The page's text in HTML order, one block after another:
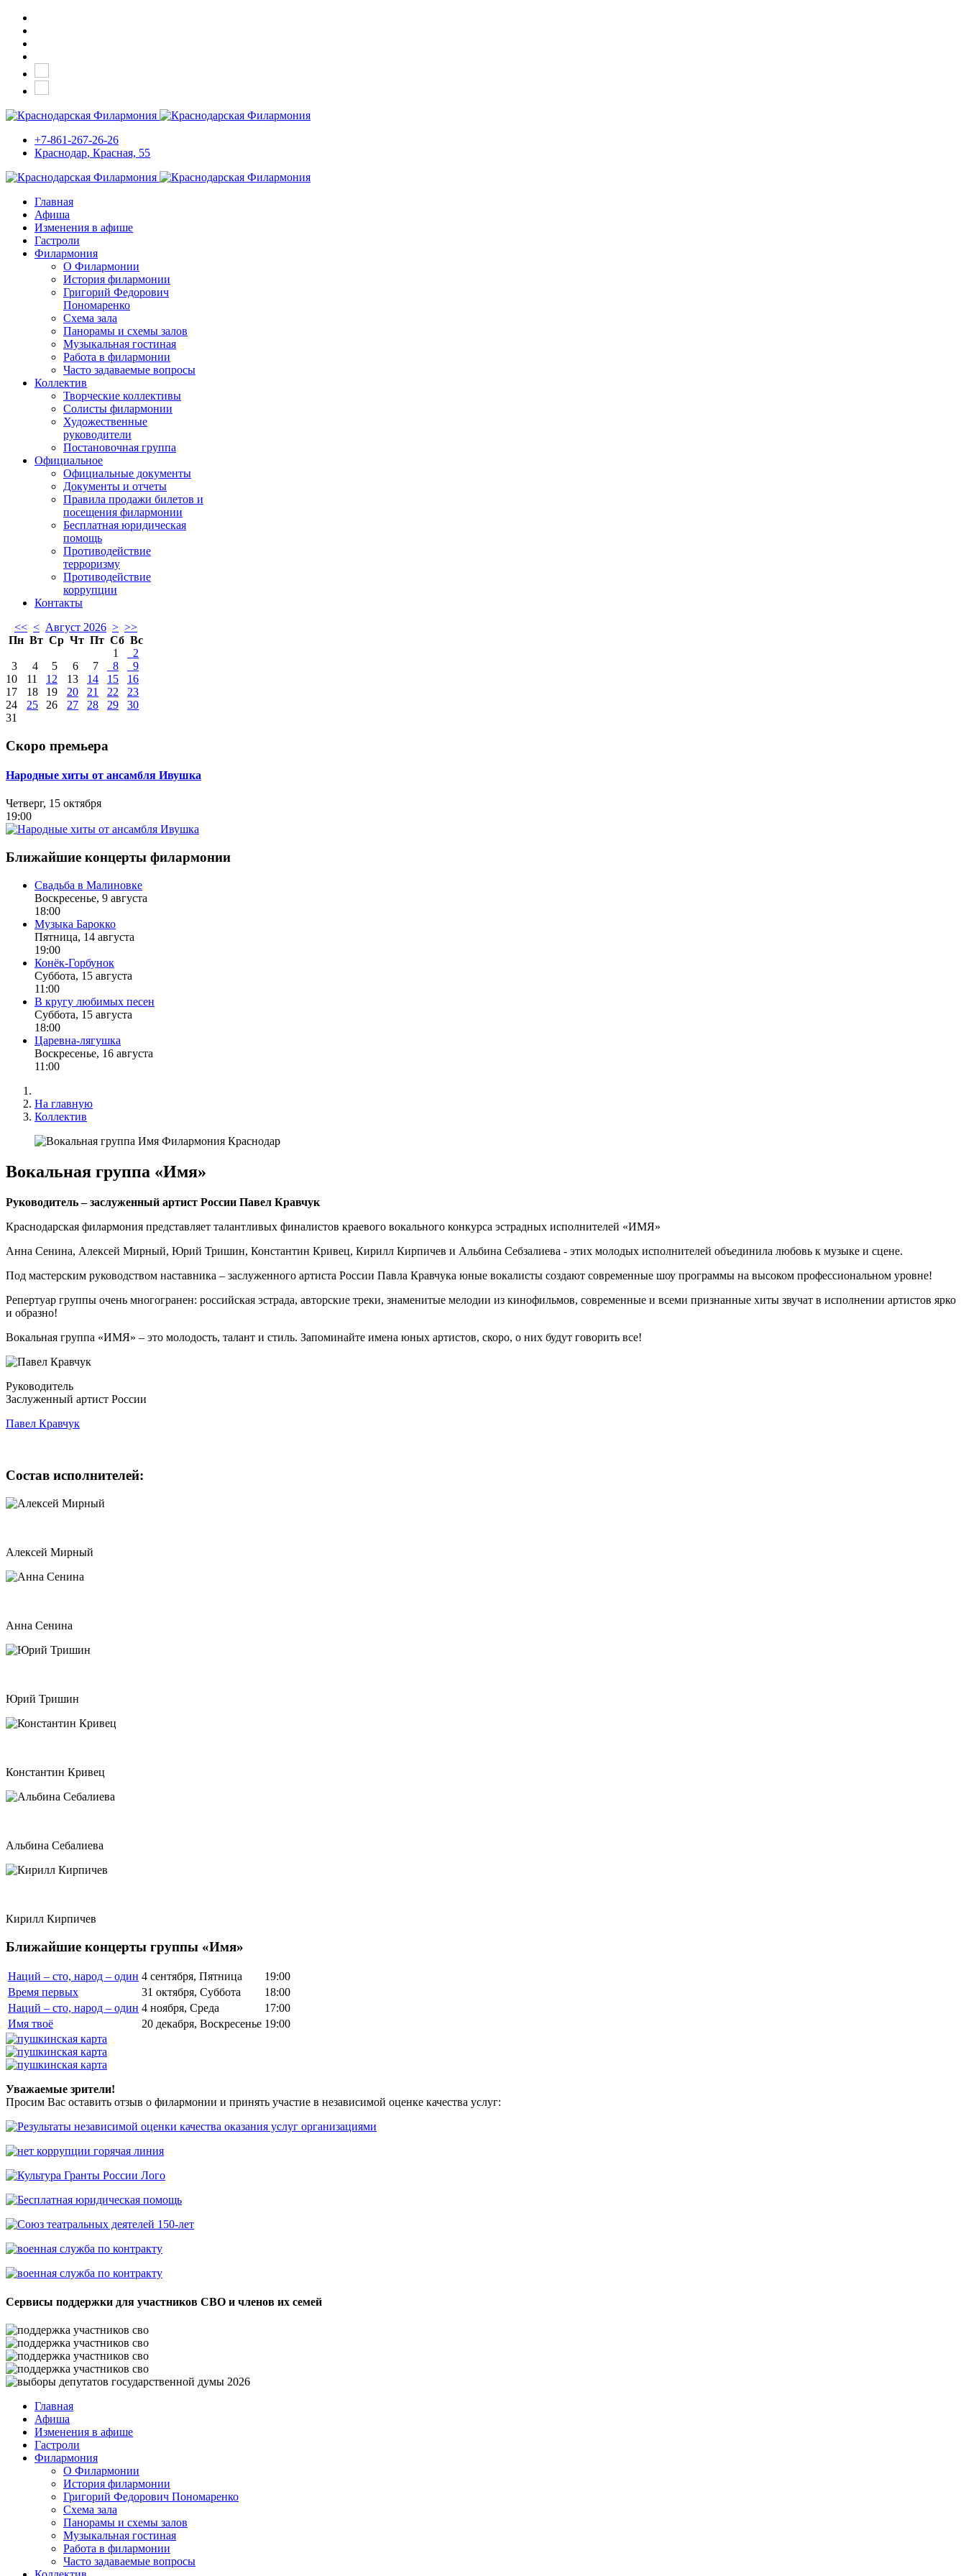
+7-861-267-26-26
Краснодар, Красная, 55
Главная
Афиша
Изменения в афише
Гастроли
Филармония
О Филармонии
История филармонии
Григорий Федорович
Пономаренко
Схема зала
Панорамы и схемы залов
Музыкальная гостиная
Работа в филармонии
Часто задаваемые вопросы
Коллектив
Творческие коллективы
Солисты филармонии
Художественные
руководители
Постановочная группа
Официальное
Официальные документы
Документы и отчеты
Правила продажи билетов и
посещения филармонии
Бесплатная юридическая
помощь
Противодействие
терроризму
Противодействие
коррупции
Контакты
<< < Август 2026 > >>
Пн Вт Ср Чт Пт Сб Вс
1
2
3
4 5 6 7 8
9
10
11 12 13 14 15
16
17
18 19 20 21 22
23
24
25 26 27 28 29
30
31
Скоро премьера
Народные хиты от ансамбля Ивушка
Четверг, 15 октября
19:00
Ближайшие концерты филармонии
Свадьба в Малиновке
Воскресенье, 9 августа
18:00
Музыка Барокко
Пятница, 14 августа
19:00
Конёк-Горбунок
Суббота, 15 августа
11:00
В кругу любимых песен
Суббота, 15 августа
18:00
Царевна-лягушка
Воскресенье, 16 августа
11:00
На главную
Коллектив
Вокальная группа «Имя»
Руководитель – заслуженный артист России Павел Кравчук
Краснодарская филармония представляет талантливых финалистов краевого вокального конкурса эстрадных исполнителей «ИМЯ»
Анна Сенина, Алексей Мирный, Юрий Тришин, Константин Кривец, Кирилл Кирпичев и Альбина Себзалиева - этих молодых исполнителей объединила любовь к музыке и сцене.
Под мастерским руководством наставника – заслуженного артиста России Павла Кравчука юные вокалисты создают современные шоу программы на высоком профессиональном уровне!
Репертуар группы очень многогранен: российская эстрада, авторские треки, знаменитые мелодии из кинофильмов, современные и всеми признанные хиты звучат в исполнении артистов ярко
и образно!
Вокальная группа «ИМЯ» – это молодость, талант и стиль. Запоминайте имена юных артистов, скоро, о них будут говорить все!
Руководитель
Заслуженный артист России
Павел Кравчук
Состав исполнителей:
Алексей Мирный
Анна Сенина
Юрий Тришин
Константин Кривец
Альбина Себалиева
Кирилл Кирпичев
Ближайшие концерты группы «Имя»
Наций – сто, народ – один 4 сентября, Пятница
19:00
Время первых
31 октября, Суббота
18:00
Наций – сто, народ – один 4 ноября, Среда
17:00
Имя твоё
20 декабря, Воскресенье 19:00
Уважаемые зрители!
Просим Вас оставить отзыв о филармонии и принять участие в независимой оценке качества услуг:
Сервисы поддержки для участников СВО и членов их семей
Главная
Афиша
Изменения в афише
Гастроли
Филармония
О Филармонии
История филармонии
Григорий Федорович Пономаренко
Схема зала
Панорамы и схемы залов
Музыкальная гостиная
Работа в филармонии
Часто задаваемые вопросы